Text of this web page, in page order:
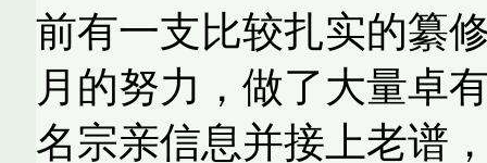
前有一支比较扎实的纂
月的努力，做了大量卓
名宗亲信息并接上老谱